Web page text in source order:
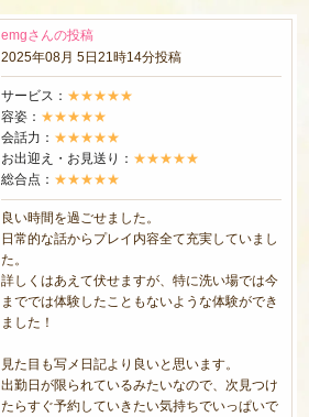
emgさんの投稿
2025年08月 5日21時14分投稿
サービス： ★★★★★
容姿： ★★★★★
会話力： ★★★★★
お出迎え・お見送り： ★★★★★
総合点： ★★★★★
良い時間を過ごせました。
日常的な話からプレイ内容全て充実していまし
た。
詳しくはあえて伏せますが、特に洗い場では今
まででは体験したこともないような体験ができ
ました！
見た目も写メ日記より良いと思います。
出勤日が限られているみたいなので、次見つけ
たらすぐ予約していきたい気持ちでいっぱいで